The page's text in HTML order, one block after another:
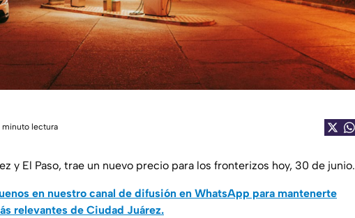
minuto lectura
y El Paso, trae un nuevo precio para los fronterizos hoy, 30 de junio.
en nuestro canal de difusión en WhatsApp para mantenerte
relevantes de Ciudad Juárez.